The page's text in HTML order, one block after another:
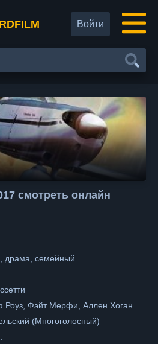
Войти
смотреть онлайн
драма, семейный
Фэйт Мерфи, Аллен Хоган
(Многоголосный)